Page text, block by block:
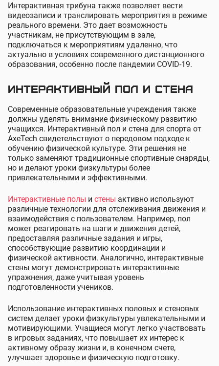
Интерактивная трибуна также позволяет вести
видеозаписи и транслировать мероприятия в режиме
реального времени. Это дает возможность
участникам, не присутствующим в зале,
подключаться к мероприятиям удаленно, что
актуально в условиях современного дистанционного
образования, особенно после пандемии COVID-19.
Интерактивный пол и стена
Современные образовательные учреждения также
должны уделять внимание физическому развитию
учащихся. Интерактивный пол и стена для спорта от
AxeTech свидетельствуют о передовом подходе к
обучению физической культуре. Эти решения не
только заменяют традиционные спортивные снаряды,
но и делают уроки физкультуры более
привлекательными и эффективными.
Интерактивные полы и стены активно используют
различные технологии для отслеживания движения и
взаимодействия с пользователем. Например, пол
может реагировать на шаги и движения детей,
предоставляя различные задания и игры,
способствующие развитию координации и
физической активности. Аналогично, интерактивные
стены могут демонстрировать интерактивные
упражнения, даже учитывая уровень
подготовленности учеников.
Использование интерактивных половых и стеновых
систем делает уроки физкультуры увлекательными и
мотивирующими. Учащиеся могут легко участвовать
в игровых заданиях, что повышает их интерес к
активному образу жизни и, в конечном счете,
улучшает здоровье и физическую подготовку.